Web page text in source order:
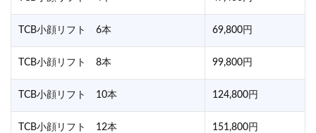
TCB小顔リフト 6本 69,800円
TCB小顔リフト 8本 99,800円
TCB小顔リフト 10本 124,800円
TCB小顔リフト 12本 151,800円